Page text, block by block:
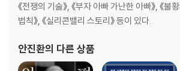
《전쟁의 기술》, 《부자 아빠 가난한 아빠》, 《불
법칙》, 《실리콘밸리 스토리》 등이 있다.
안진환의 다른 상품